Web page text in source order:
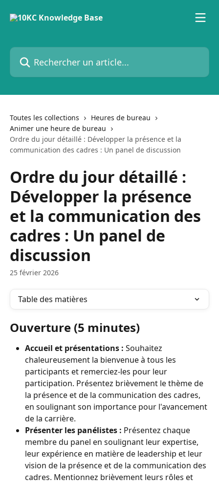
Rechercher un article...
Toutes les collections
Heures de bureau
Animer une heure de bureau
Ordre du jour détaillé : Développer la présence et la
communication des cadres : Un panel de discussion
Ordre du jour détaillé :
Développer la présence
et la communication des
cadres : Un panel de
discussion
25 février 2026
Table des matières
Ouverture (5 minutes)
Accueil et présentations : Souhaitez
chaleureusement la bienvenue à tous les
participants et remerciez-les pour leur
participation. Présentez brièvement le thème de
la présence et de la communication des cadres,
en soulignant son importance pour l'avancement
de la carrière.
Présenter les panélistes : Présentez chaque
membre du panel en soulignant leur expertise,
leur expérience en matière de leadership et leur
vision de la présence et de la communication des
cadres. Mentionnez brièvement leurs rôles et